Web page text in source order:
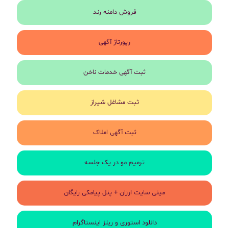
فروش دامنه رند
رپورتاژ آگهی
ثبت آگهی خدمات ناخن
ثبت مشاغل شیراز
ثبت آگهی املاک
ترمیم مو در یک جلسه
مینی سایت ارزان + پنل پیامکی رایگان
دانلود استوری و ریلز اینستاگرام